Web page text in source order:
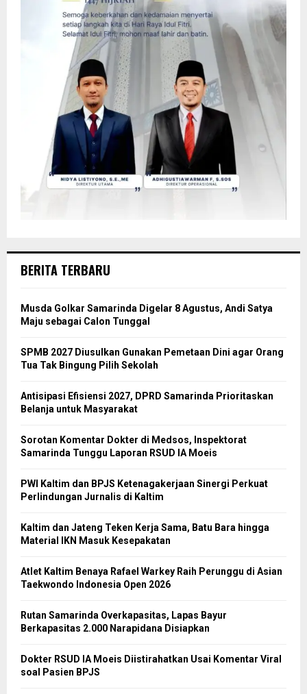
BERITA TERBARU
Musda Golkar Samarinda Digelar 8 Agustus, Andi Satya
Maju sebagai Calon Tunggal
SPMB 2027 Diusulkan Gunakan Pemetaan Dini agar Orang
Tua Tak Bingung Pilih Sekolah
Antisipasi Efisiensi 2027, DPRD Samarinda Prioritaskan
Belanja untuk Masyarakat
Sorotan Komentar Dokter di Medsos, Inspektorat
Samarinda Tunggu Laporan RSUD IA Moeis
PWI Kaltim dan BPJS Ketenagakerjaan Sinergi Perkuat
Perlindungan Jurnalis di Kaltim
Kaltim dan Jateng Teken Kerja Sama, Batu Bara hingga
Material IKN Masuk Kesepakatan
Atlet Kaltim Benaya Rafael Warkey Raih Perunggu di Asian
Taekwondo Indonesia Open 2026
Rutan Samarinda Overkapasitas, Lapas Bayur
Berkapasitas 2.000 Narapidana Disiapkan
Dokter RSUD IA Moeis Diistirahatkan Usai Komentar Viral
soal Pasien BPJS